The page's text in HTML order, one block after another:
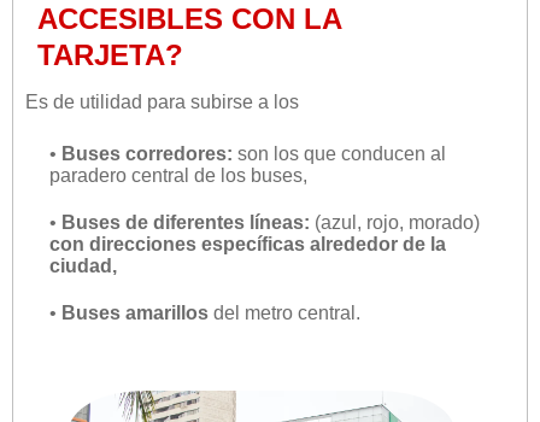
ACCESIBLES CON LA
TARJETA?
Es de utilidad para subirse a los
• Buses corredores: son los que conducen al
paradero central de los buses,
• Buses de diferentes líneas: (azul, rojo, morado)
con direcciones específicas alrededor de la
ciudad,
• Buses amarillos del metro central.